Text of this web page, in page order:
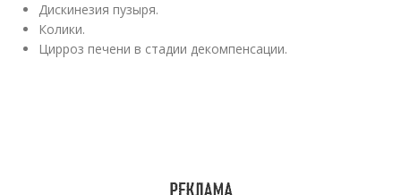
Дискинезия пузыря.
Колики.
Цирроз печени в стадии декомпенсации.